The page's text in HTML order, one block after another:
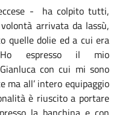
- ha colpito tutti,
arrivata da lassù,
quelle dolie ed a cui era
Ho espresso il mio
con cui mi sono
all’ intero equipaggio
è riuscito a portare